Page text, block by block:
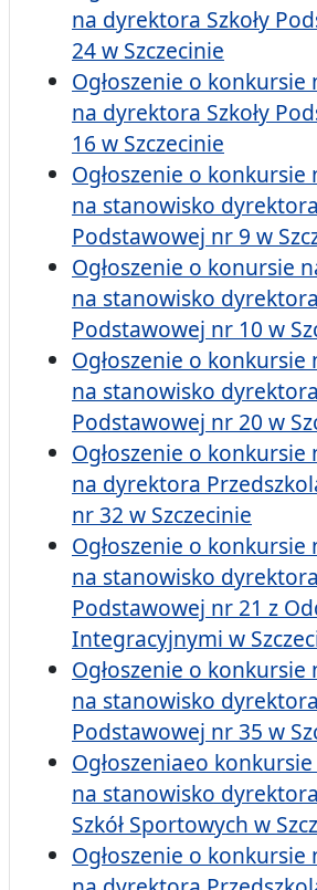
na dyrektora Szkoły
24 w Szczecinie
Ogłoszenie o
na dyrektora Szkoły
16 w Szczecinie
Ogłoszenie o
na stanowisko dyrektora
Podstawowej nr 9 w
Ogłoszenie o konursie
na stanowisko dyrektora
Podstawowej nr 10 w
Ogłoszenie o
na stanowisko dyrektora
Podstawowej nr 20 w
Ogłoszenie o
na dyrektora
nr 32 w Szczecinie
Ogłoszenie o
na stanowisko dyrektora
Podstawowej nr 21 z
Integracyjnymi w
Ogłoszenie o
na stanowisko dyrektora
Podstawowej nr 35 w
Ogłoszeniaeo
na stanowisko
Szkół Sportowych w
Ogłoszenie o